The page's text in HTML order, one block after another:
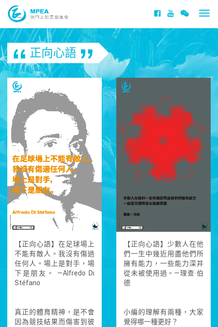
正向心語
【正向心語】在足球場上
不能有敵人。我沒有傷過
任何人。場上是對手，場
下是朋友。 —Alfredo Di
Stéfano
真正的體育精神，是不會
因為競技結果而傷害到彼
【正向心語】少數人在他
們一生中幾近用盡他們所
擁有能力，一些能力深井
從未被使用過。—理查‧伯
德
小編的理解有兩種，大家
覺得哪一種更好？